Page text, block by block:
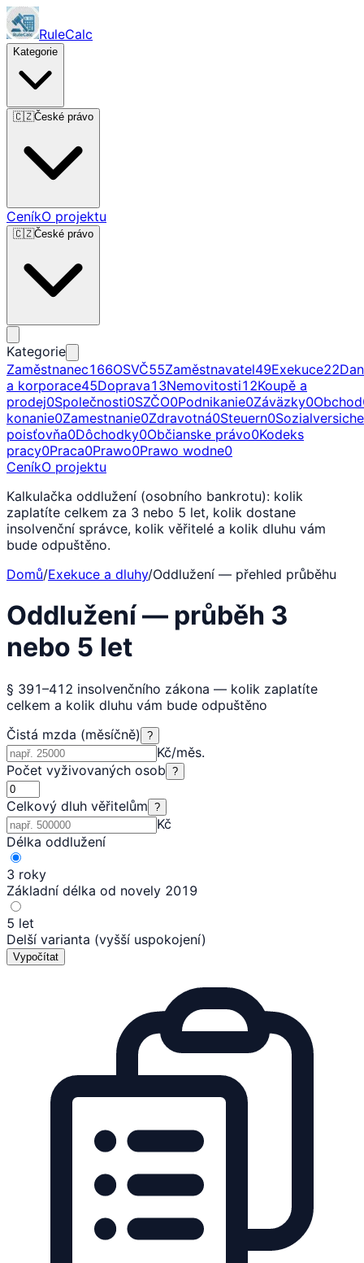
RuleCalc
Kategorie
🇨🇿České právo
CeníkO projektu
🇨🇿České právo
Kategorie
Zaměstnanec166OSVČ55Zaměstnavatel49Exekuce22
a korporace45Doprava13Nemovitosti12Koupě a
prodej0Společnosti0SZČO0Podnikanie0Záväzky0Obchod
konanie0Zamestnanie0Zdravotná0Steuern0
poisťovňa0Dôchodky0Občianske právo0Kodeks
pracy0Praca0Prawo0Prawo wodne0
CeníkO projektu
Kalkulačka oddlužení (osobního bankrotu): kolik
zaplatíte celkem za 3 nebo 5 let, kolik dostane
insolvenční správce, kolik věřitelé a kolik dluhu vám
bude odpuštěno.
Domů/Exekuce a dluhy/Oddlužení — přehled průběhu
Oddlužení — průběh 3
nebo 5 let
§ 391–412 insolvenčního zákona — kolik zaplatíte
celkem a kolik dluhu vám bude odpuštěno
Čistá mzda (měsíčně)
?
Kč/měs.
Počet vyživovaných osob ?
Celkový dluh věřitelům ?
Kč
Délka oddlužení
3 roky
Základní délka od novely 2019
5 let
Delší varianta (vyšší uspokojení)
Vypočítat